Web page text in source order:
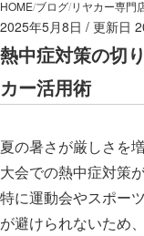
HOMEブログリヤカー専門
2025年5月8日
熱中症対策の切
カー活用術
夏の暑さが厳しさを
大会での熱中症対策
特に運動会やスポー
が避けられないため